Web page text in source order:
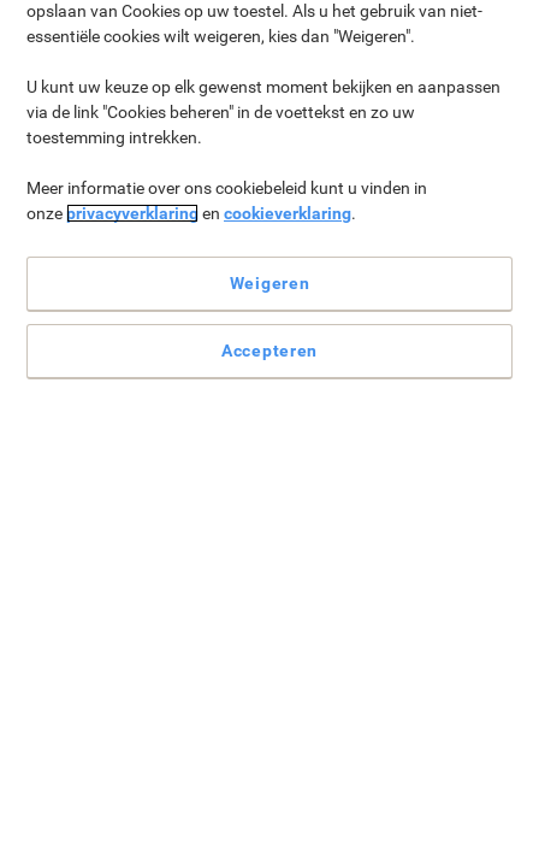
Duurzame Selectie Onze eco-labels
opslaan van Cookies op uw toestel. Als u het gebruik van niet-
essentiële cookies wilt weigeren, kies dan "Weigeren".
U kunt uw keuze op elk gewenst moment bekijken en aanpassen
via de link "Cookies beheren" in de voettekst en zo uw
toestemming intrekken.
Meer informatie over ons cookiebeleid kunt u vinden in
onzeprivacyverklaringen cookieverklaring.
Weigeren
Accepteren